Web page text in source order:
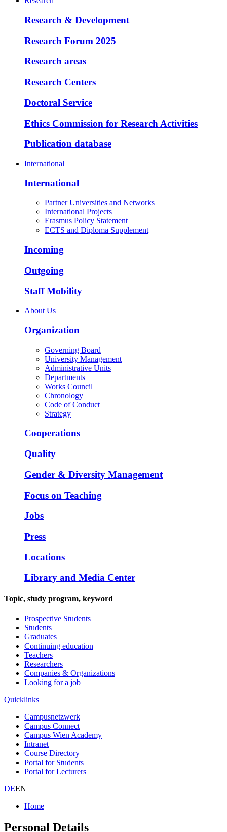
Research & Development
Research Forum 2025
Research areas
Research Centers
Doctoral Service
Ethics Commission for Research Activities
Publication database
International
International
Partner Universities and Networks
International Projects
Erasmus Policy Statement
ECTS and Diploma Supplement
Incoming
Outgoing
Staff Mobility
About Us
Organization
Governing Board
University Management
Administrative Units
Departments
Works Council
Chronology
Code of Conduct
Strategy
Cooperations
Quality
Gender & Diversity Management
Focus on Teaching
Jobs
Press
Locations
Library and Media Center
Topic, study program, keyword
Prospective Students
Students
Graduates
Continuing education
Teachers
Researchers
Companies & Organizations
Looking for a job
Quicklinks
Campusnetzwerk
Campus Connect
Campus Wien Academy
Intranet
Course Directory
Portal for Students
Portal for Lecturers
DEEN
Home
Personal Details